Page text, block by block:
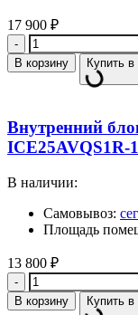
17 900 ₽
Количество
В корзину Купить в
Внутренний
ICE25AVQS1R-1
В наличии:
Самовывоз:
Площадь
13 800 ₽
Количество
В корзину Купить в